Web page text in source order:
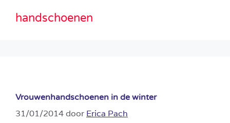
handschoenen
Vrouwenhandschoenen in de winter
31/01/2014door Erica Pach